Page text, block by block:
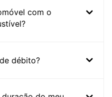
com o
débito?